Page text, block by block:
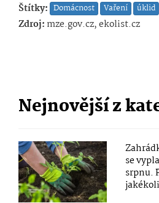
Štítky: Domácnost Vaření úklid
Zdroj: mze.gov.cz, ekolist.cz
Nejnovější z
se
srpnu.